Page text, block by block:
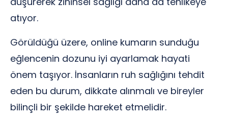
atıyor.
Görüldüğü üzere, online kumarın sunduğu
eğlencenin dozunu iyi ayarlamak hayati
önem taşıyor. İnsanların ruh sağlığını tehdit
eden bu durum, dikkate alınmalı ve bireyler
bilinçli bir şekilde hareket etmelidir.